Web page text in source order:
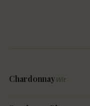
Chardonnay Wit